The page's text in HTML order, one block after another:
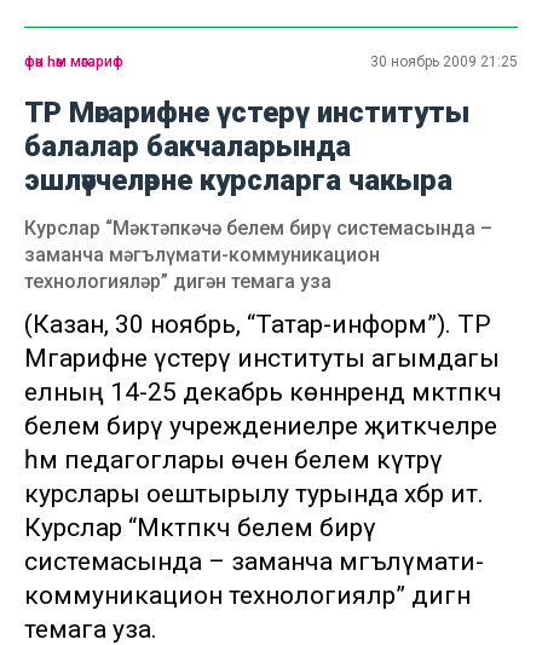
фән һәм мәгариф 30 ноябрь 2009 21:25
ТР Мәгарифне үстерү институты
балалар бакчаларында
эшләүчеләрне курсларга чакыра
Курслар “Мәктәпкәчә белем бирү системасында –
заманча мәгълүмати-коммуникацион
технологияләр” дигән темага уза
(Казан, 30 ноябрь, “Татар-информ”). ТР
Мәгарифне үстерү институты агымдагы
елның 14-25 декабрь көннәрендә мәктәпкәчә
белем бирү учреждениеләре җитәкчеләре
һәм педагоглары өчен белем күтәрү
курслары оештырылу турында хәбәр итә.
Курслар “Мәктәпкәчә белем бирү
системасында – заманча мәгълүмати-
коммуникацион технологияләр” дигән
темага уза.